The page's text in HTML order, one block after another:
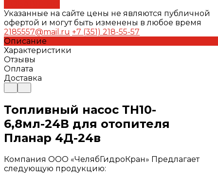
Указанные на сайте цены не являются публичной
офертой и могут быть изменены в любое время
2185557@mail.ru +7 (351) 218-55-57
Описание
Характеристики
Отзывы
Оплата
Доставка
Топливный насос ТН10-
6,8мл-24В для отопителя
Планар 4Д-24в
Компания ООО «ЧелябГидроКран» Предлагает
следующую продукцию: